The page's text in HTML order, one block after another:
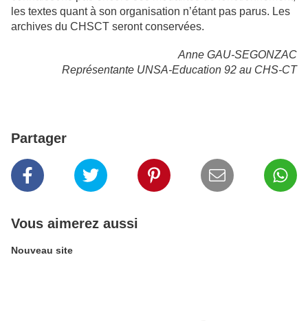
les textes quant à son organisation n’étant pas parus. Les
archives du CHSCT seront conservées.
Anne GAU-SEGONZAC
Représentante UNSA-Education 92 au CHS-CT
Partager
Vous aimerez aussi
Nouveau site